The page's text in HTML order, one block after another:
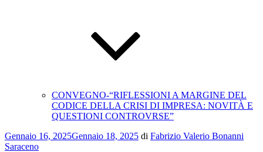
CONVEGNO-“RIFLESSIONI A MARGINE DEL
CODICE DELLA CRISI DI IMPRESA: NOVITÀ E
QUESTIONI CONTROVRSE”
Pubblicato
il
Gennaio 16, 2025Gennaio 18, 2025 di Fabrizio Valerio Bonanni
Saraceno